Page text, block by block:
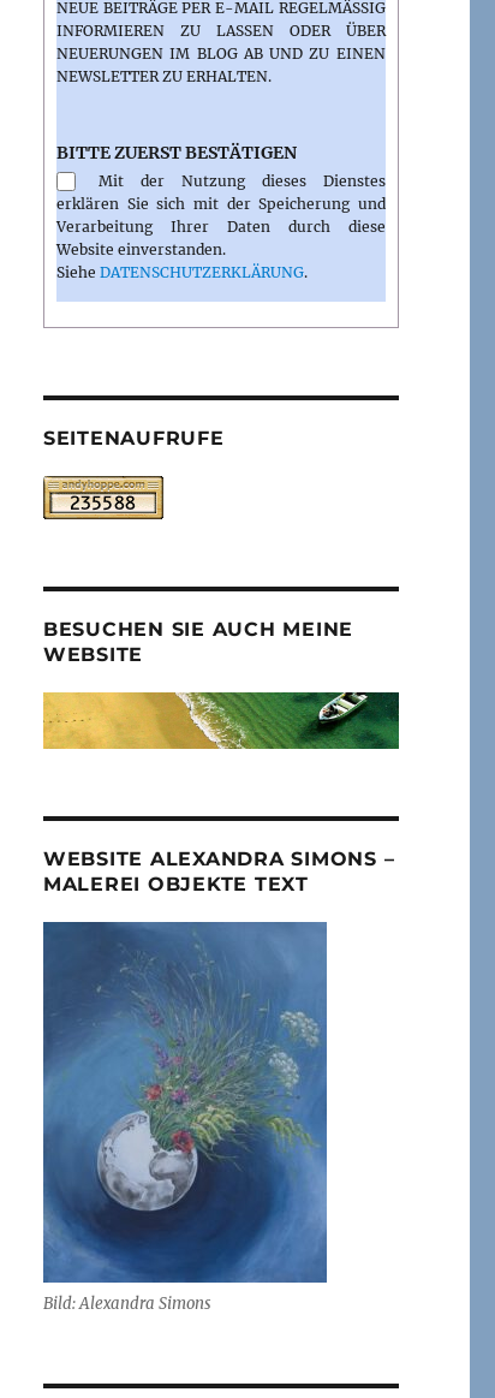
NEUE BEITRÄGE PER E-MAIL REGELMÄSSIG I
NFORMIEREN ZU LASSEN ODER ÜBER N
EUERUNGEN IM BLOG AB UND ZU EINEN N
EWSLETTER ZU ERHALTEN.
BITTE ZUERST BESTÄTIGEN
Mit der Nutzung dieses Dienstes
erklären Sie sich mit der Speicherung und
Verarbeitung Ihrer Daten durch diese
Website einverstanden.
Siehe DATENSCHUTZERKLÄRUNG.
SEITENAUFRUFE
BESUCHEN SIE AUCH MEINE
WEBSITE
WEBSITE ALEXANDRA SIMONS –
MALEREI OBJEKTE TEXT
Bild: Alexandra Simons